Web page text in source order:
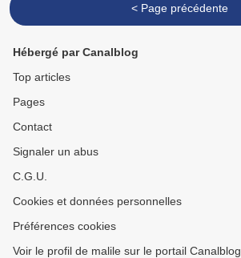
< Page précédente
Hébergé par Canalblog
Top articles
Pages
Contact
Signaler un abus
C.G.U.
Cookies et données personnelles
Préférences cookies
Voir le profil de malile sur le portail Canalblog